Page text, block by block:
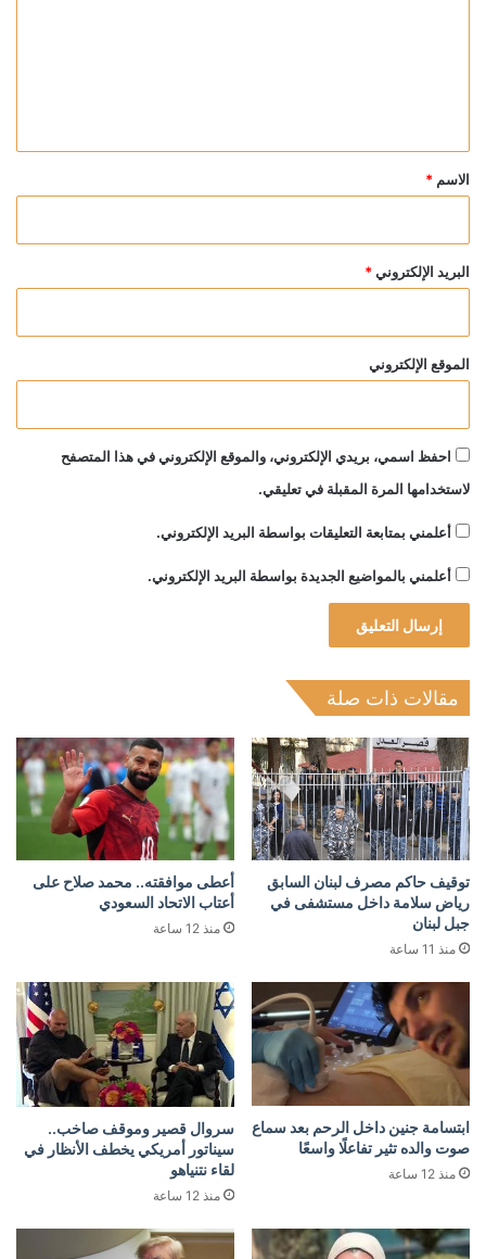
*
الاسم *
البريد الإلكتروني *
الموقع الإلكتروني
احفظ اسمي، بريدي الإلكتروني، والموقع الإلكتروني في هذا المتصفح
لاستخدامها المرة المقبلة في تعليقي.
أعلمني بمتابعة التعليقات بواسطة البريد الإلكتروني.
أعلمني بالمواضيع الجديدة بواسطة البريد الإلكتروني.
مقالات ذات صلة
توقيف حاكم مصرف لبنان السابق
رياض سلامة داخل مستشفى في
جبل لبنان
منذ 11 ساعة
أعطى موافقته.. محمد صلاح على
أعتاب الاتحاد السعودي
منذ 12 ساعة
ابتسامة جنين داخل الرحم بعد سماع
صوت والده تثير تفاعلًا واسعًا
منذ 12 ساعة
سروال قصير وموقف صاخب..
سيناتور أمريكي يخطف الأنظار في
لقاء نتنياهو
منذ 12 ساعة